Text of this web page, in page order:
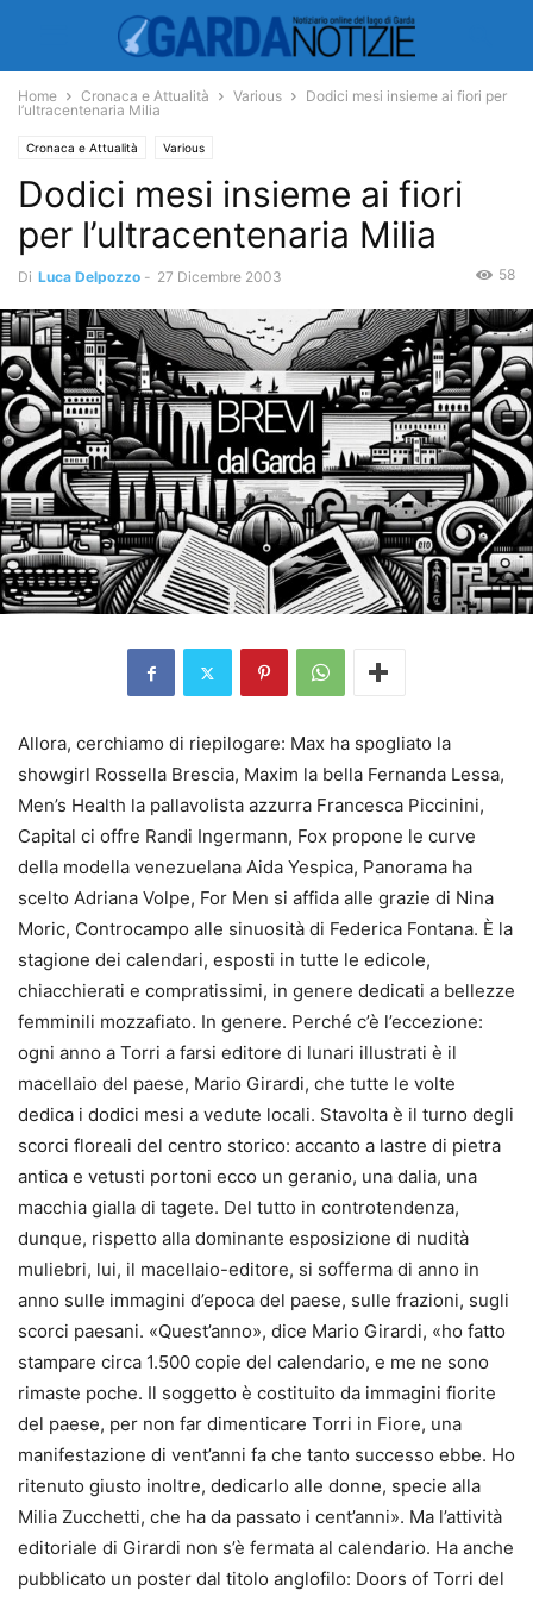
Home Cronaca e Attualità Various
Dodici mesi insieme ai fiori per
l’ultracentenaria Milia
Cronaca e Attualità Various
Dodici mesi insieme ai fiori
per l’ultracentenaria Milia
Di Luca Delpozzo - 27 Dicembre 2003 58
Allora, cerchiamo di riepilogare: Max ha spogliato la
showgirl Rossella Brescia, Maxim la bella Fernanda Lessa,
Men’s Health la pallavolista azzurra Francesca Piccinini,
Capital ci offre Randi Ingermann, Fox propone le curve
della modella venezuelana Aida Yespica, Panorama ha
scelto Adriana Volpe, For Men si affida alle grazie di Nina
Moric, Controcampo alle sinuosità di Federica Fontana. È la
stagione dei calendari, esposti in tutte le edicole,
chiacchierati e compratissimi, in genere dedicati a bellezze
femminili mozzafiato. In genere. Perché c’è l’eccezione:
ogni anno a Torri a farsi editore di lunari illustrati è il
macellaio del paese, Mario Girardi, che tutte le volte
dedica i dodici mesi a vedute locali. Stavolta è il turno degli
scorci floreali del centro storico: accanto a lastre di pietra
antica e vetusti portoni ecco un geranio, una dalia, una
macchia gialla di tagete. Del tutto in controtendenza,
dunque, rispetto alla dominante esposizione di nudità
muliebri, lui, il macellaio-editore, si sofferma di anno in
anno sulle immagini d’epoca del paese, sulle frazioni, sugli
scorci paesani. «Quest’anno», dice Mario Girardi, «ho fatto
stampare circa 1.500 copie del calendario, e me ne sono
rimaste poche. Il soggetto è costituito da immagini fiorite
del paese, per non far dimenticare Torri in Fiore, una
manifestazione di vent’anni fa che tanto successo ebbe. Ho
ritenuto giusto inoltre, dedicarlo alle donne, specie alla
Milia Zucchetti, che ha da passato i cent’anni». Ma l’attività
editoriale di Girardi non s’è fermata al calendario. Ha anche
pubblicato un poster dal titolo anglofilo: Doors of Torri del